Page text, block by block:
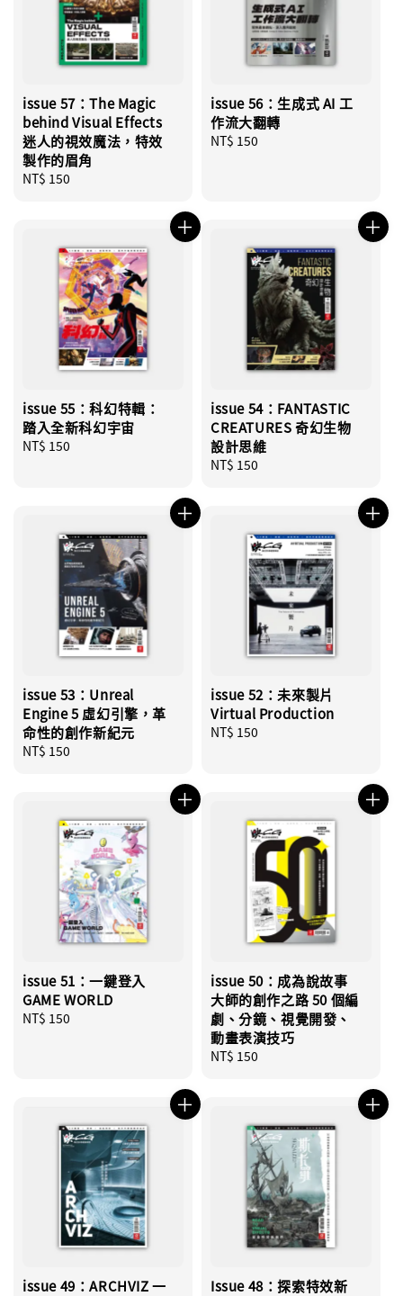
issue 57：The Magic
behind Visual Effects
迷人的視效魔法，特效
製作的眉角
Regular
NT$ 150
issue 56：生成式 AI 工
作流大翻轉
Regular
NT$ 150
issue 55：科幻特輯：
踏入全新科幻宇宙
Regular
NT$ 150
issue 54：FANTASTIC
CREATURES 奇幻生物
設計思維
Regular
NT$ 150
issue 53：Unreal
Engine 5 虛幻引擎，革
命性的創作新紀元
Regular
NT$ 150
issue 52：未來製片
Virtual Production
Regular
NT$ 150
issue 51：一鍵登入
GAME WORLD
Regular
NT$ 150
issue 50：成為說故事
大師的創作之路 50 個編
劇、分鏡、視覺開發、
動畫表演技巧
Regular
NT$ 150
issue 49：ARCHVIZ 一
Issue 48：探索特效新